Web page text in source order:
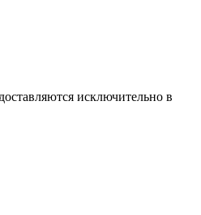
исключительно в